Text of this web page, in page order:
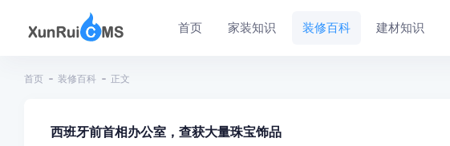
首页 家装知识 装修百科 建材知识
首页 装修百科 正文
西班牙前首相办公室，查获大量珠宝饰品